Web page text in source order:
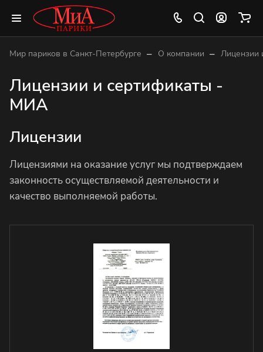
Мир париков в Санкт-Петербурге – О компании – Лицензии
Лицензии и сертификаты -
МИА
Лицензии
Лицензиями на оказание услуг мы подтверждаем
законность осуществляемой деятельности и
качество выполняемой работы.